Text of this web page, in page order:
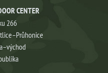
CENTER
266